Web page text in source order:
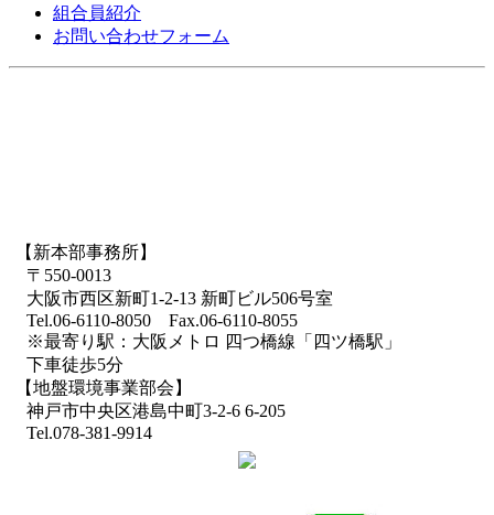
組合員紹介
お問い合わせフォーム
【新本部事務所】
〒550-0013
大阪市西区新町1-2-13 新町ビル506号室
Tel.06-6110-8050 Fax.06-6110-8055
※最寄り駅：大阪メトロ 四つ橋線「四ツ橋駅」
下車徒歩5分
【地盤環境事業部会】
神戸市中央区港島中町3-2-6 6-205
Tel.078-381-9914